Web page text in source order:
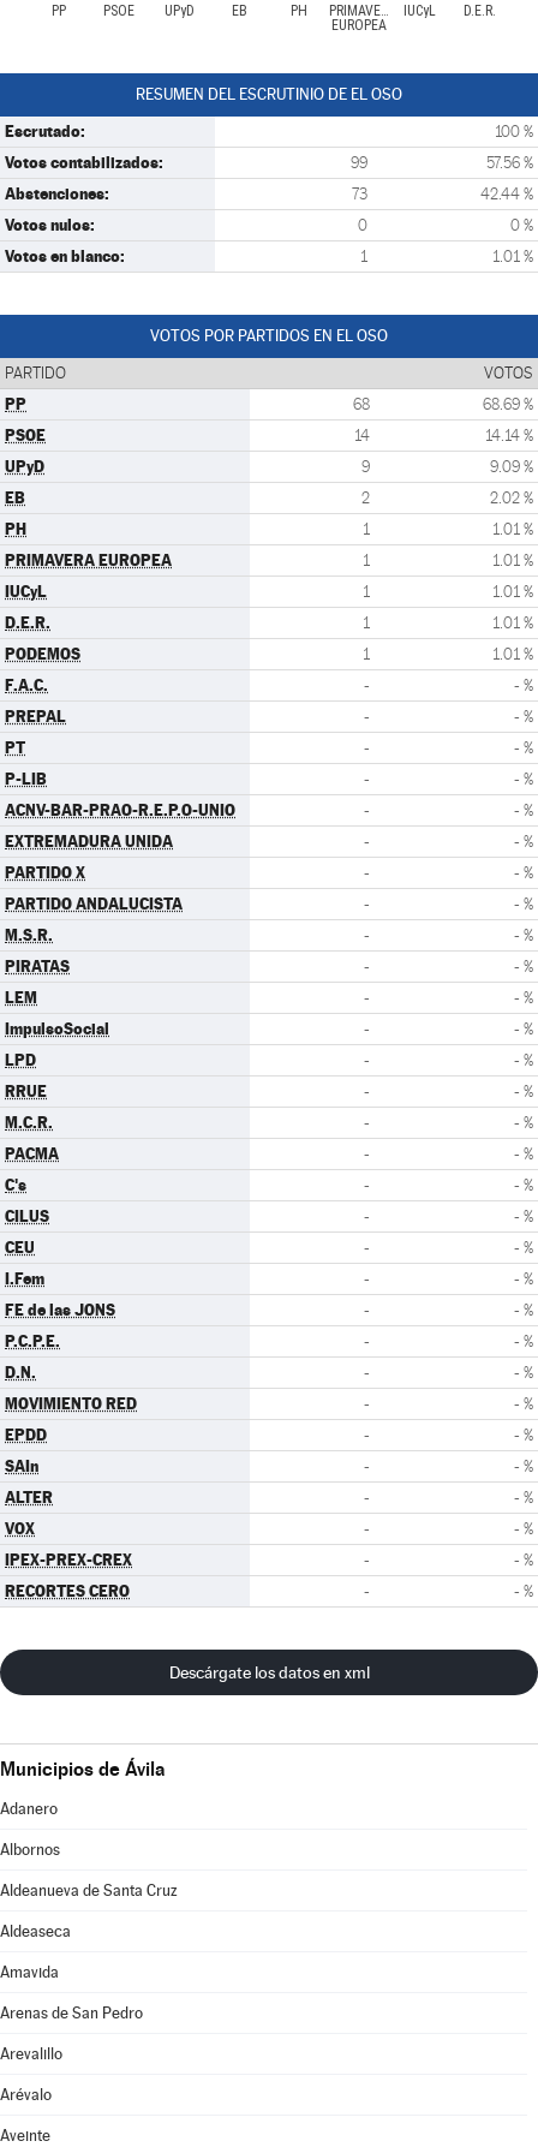
PP PSOE UPyD EB PH
PRIMAVERA
EUROPEA
IUCyL D.E.R.
RESUMEN DEL ESCRUTINIO DE EL OSO
Escrutado: 100 %
Votos contabilizados: 99 57.56 %
Abstenciones: 73 42.44 %
Votos nulos: 0 0 %
Votos en blanco: 1 1.01 %
VOTOS POR PARTIDOS EN EL OSO
PARTIDO VOTOS
PP 68 68.69 %
PSOE 14 14.14 %
UPyD 9 9.09 %
EB 2 2.02 %
PH 1 1.01 %
PRIMAVERA EUROPEA 1 1.01 %
IUCyL 1 1.01 %
D.E.R. 1 1.01 %
PODEMOS 1 1.01 %
F.A.C. - - %
PREPAL - - %
PT - - %
P-LIB - - %
ACNV-BAR-PRAO-R.E.P.O-UNIO - - %
EXTREMADURA UNIDA - - %
PARTIDO X - - %
PARTIDO ANDALUCISTA - - %
M.S.R. - - %
PIRATAS - - %
LEM - - %
ImpulsoSocial - - %
LPD - - %
RRUE - - %
M.C.R. - - %
PACMA - - %
C's - - %
CILUS - - %
CEU - - %
I.Fem - - %
FE de las JONS - - %
P.C.P.E. - - %
D.N. - - %
MOVIMIENTO RED - - %
EPDD - - %
SAIn - - %
ALTER - - %
VOX - - %
IPEX-PREX-CREX - - %
RECORTES CERO - - %
Descárgate los datos en xml
Municipios de Ávila
Adanero
Albornos
Aldeanueva de Santa Cruz
Aldeaseca
Amavida
Arenas de San Pedro
Arevalillo
Arévalo
Aveinte